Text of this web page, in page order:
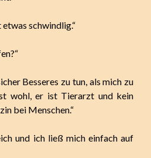
schwindlig.“
Besseres zu tun, als mich zu
wohl, er ist Tierarzt und kein
bei Menschen.“
und ich ließ mich einfach auf